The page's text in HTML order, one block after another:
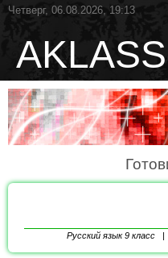
Четверг, 06.08.2026, 19:13
Русский язык9 класс